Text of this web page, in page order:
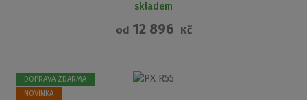
skladem
od12 896 Kč
DOPRAVA ZDARMA
NOVINKA